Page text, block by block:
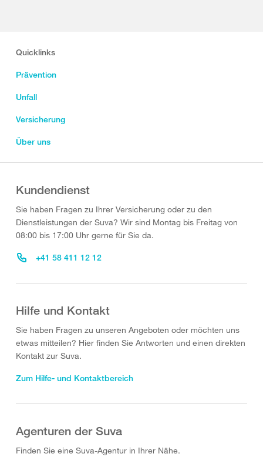
Quicklinks
Prävention
Unfall
Versicherung
Über uns
Kundendienst
Sie haben Fragen zu Ihrer Versicherung oder zu den
Dienstleistungen der Suva? Wir sind Montag bis Freitag von
08:00 bis 17:00 Uhr gerne für Sie da.
+41 58 411 12 12
Hilfe und Kontakt
Sie haben Fragen zu unseren Angeboten oder möchten uns
etwas mitteilen? Hier finden Sie Antworten und einen direkten
Kontakt zur Suva.
Zum Hilfe- und Kontaktbereich
Agenturen der Suva
Finden Sie eine Suva-Agentur in Ihrer Nähe.